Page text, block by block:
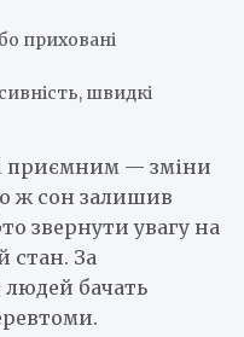
приховані
швидкі
приємним — зміни
ж сон залишив
звернути увагу на
стан. За
людей бачать